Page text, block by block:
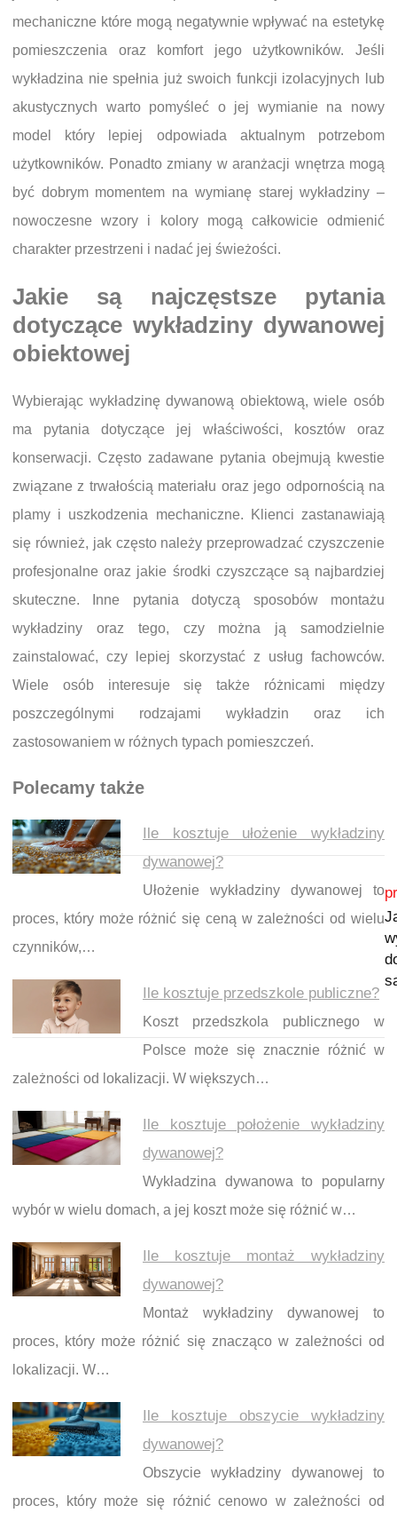
mechaniczne które mogą negatywnie wpływać na estetykę
pomieszczenia oraz komfort jego użytkowników. Jeśli
wykładzina nie spełnia już swoich funkcji izolacyjnych lub
akustycznych warto pomyśleć o jej wymianie na nowy
model który lepiej odpowiada aktualnym potrzebom
użytkowników. Ponadto zmiany w aranżacji wnętrza mogą
być dobrym momentem na wymianę starej wykładziny –
nowoczesne wzory i kolory mogą całkowicie odmienić
charakter przestrzeni i nadać jej świeżości.
Jakie są najczęstsze pytania
dotyczące wykładziny dywanowej
obiektowej
Wybierając wykładzinę dywanową obiektową, wiele osób
ma pytania dotyczące jej właściwości, kosztów oraz
konserwacji. Często zadawane pytania obejmują kwestie
związane z trwałością materiału oraz jego odpornością na
plamy i uszkodzenia mechaniczne. Klienci zastanawiają
się również, jak często należy przeprowadzać czyszczenie
profesjonalne oraz jakie środki czyszczące są najbardziej
skuteczne. Inne pytania dotyczą sposobów montażu
wykładziny oraz tego, czy można ją samodzielnie
zainstalować, czy lepiej skorzystać z usług fachowców.
Wiele osób interesuje się także różnicami między
poszczególnymi rodzajami wykładzin oraz ich
zastosowaniem w różnych typach pomieszczeń.
Polecamy także
Ile kosztuje ułożenie wykładziny
dywanowej?
Ułożenie wykładziny dywanowej to
proces, który może różnić się ceną w zależności od wielu
czynników,…
Ile kosztuje przedszkole publiczne?
Koszt przedszkola publicznego w
Polsce może się znacznie różnić w
zależności od lokalizacji. W większych…
Ile kosztuje położenie wykładziny
dywanowej?
Wykładzina dywanowa to popularny
wybór w wielu domach, a jej koszt może się różnić w…
Ile kosztuje montaż wykładziny
dywanowej?
Montaż wykładziny dywanowej to
proces, który może różnić się znacząco w zależności od
lokalizacji. W…
Ile kosztuje obszycie wykładziny
dywanowej?
Obszycie wykładziny dywanowej to
proces, który może się różnić cenowo w zależności od
Nawigacja wpisu